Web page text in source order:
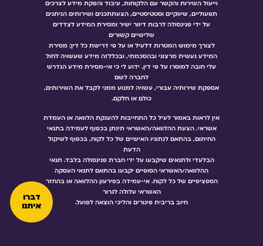
וייעול השירות והקשר עם הלקוחות, עיבוד והפקת מידע לצרכים
תפעוליים, שיווקיים וסטטיסטיים, הצעתתכנים ושירותים הניתנים
על ידי פנינסולה לרבות דיוור ישיר ומסירת המידע לצדדים
שלישיים קשורים
לצורך מימוש המטרות דלעיל או על פי דרישת כל דין; מסירת
המידע נעשית מרצוני ובהסכמתי, ובכללזה מידע שעשויה לחול
עלי חובה למוסרו על פי דין. ידוע לי כי אי-מסירת מידע הנדרש
לחברה לשם
אספקת שירותיה עבורי, עשויה למנוע ממני לקבל את השירותים,
כולם או חלקם.
אין לראות באמור לעיל כל התחייבות להענקת הלוואה או העמדת
אשראי. הצעת ההלוואה/האשראי תינתן בכפוף לעמידה בתנאי
החיתום, בהתאם לנתוניו האישיים של כל לקוח, בכפוף לשיקול
הדעת
הבלעדי ולתנאים שיקבעו על ידי חברת פנינסולה בלבד. תנאי
ההלוואה/האשראי הסופיים יקבעו בהתאם לתנאי העסקה
הספציפיים של כל לקוח. אי-עמידה בפירעון ההלוואה או בהחזר
האשראי עלולה לגרור
חיוב בריבית פיגורים והליכי הוצאה לפועל.
דברו
איתנו